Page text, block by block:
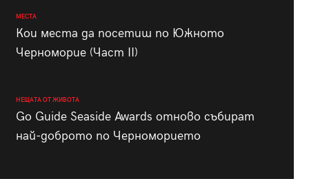
МЕСТА
Кои места да посетиш по Южното
Черноморие (Част II)
НЕЩАТА ОТ ЖИВОТА
Go Guide Seaside Awards отново събират
най-доброто по Черноморието